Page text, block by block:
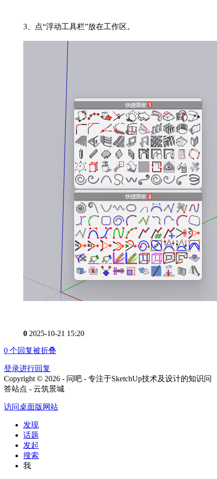
3、点“浮动工具栏”放在工作区。
0 2025-10-21 15:20
0 个回复被折叠
登录进行回复
Copyright © 2026 - 问吧 - 专注于SketchUp技术及设计的知识问
答站点 - 云筑景城
访问桌面版网站
发现
话题
发起
搜索
我